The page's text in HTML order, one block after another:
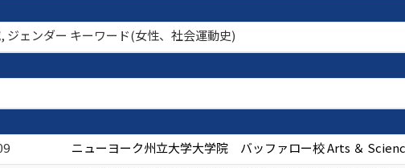
ジェンダー キーワード(女性、社会運動史)
ニューヨーク州立大学大学院 バッファロー校 Arts ＆